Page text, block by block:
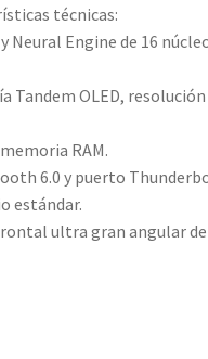
técnicas:
Neural Engine de 16
OLED, resolución
RAM.
6.0 y puerto
estándar.
ultra gran angular